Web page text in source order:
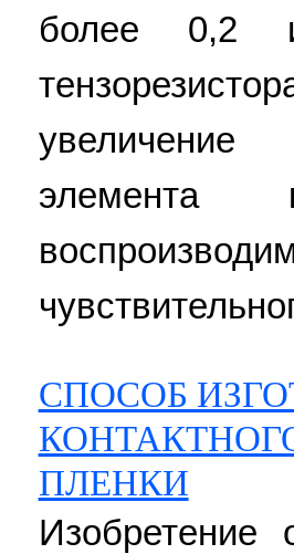
более 0,2
увеличение
СПОСОБ
ПЛЕНКИ
Изобретение